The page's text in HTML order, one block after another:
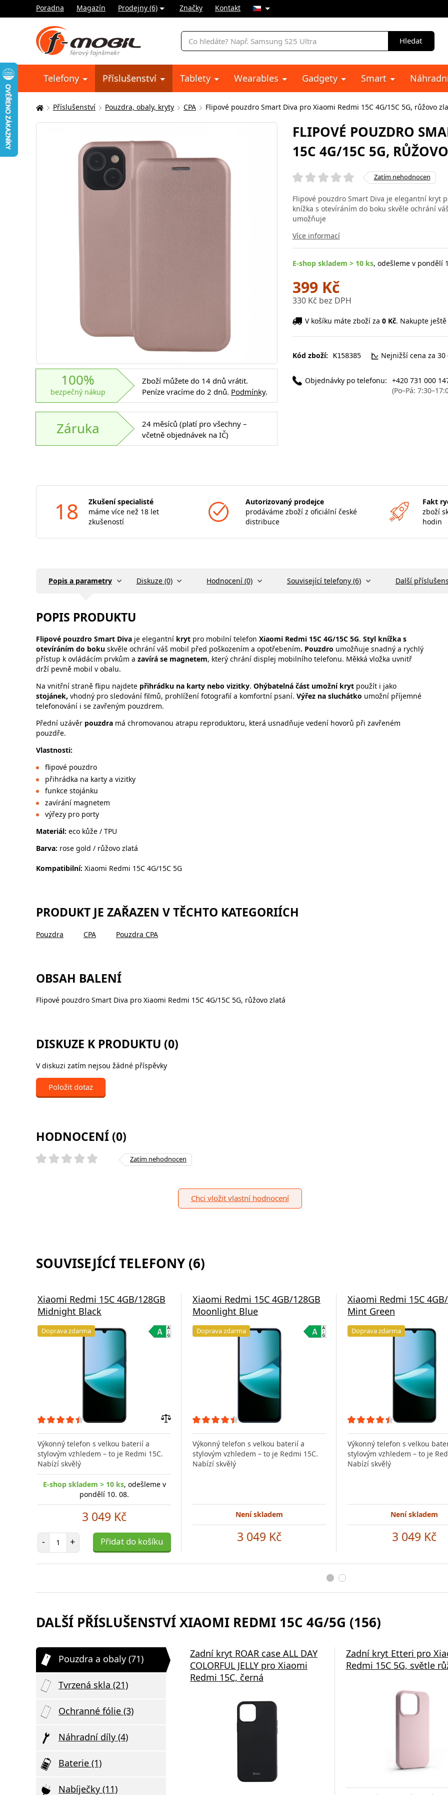
Poradna Magazín Prodejny (6) Značky Kontakt
Vyhledávání
Hledat
Telefony Příslušenství Tablety Wearables Gadgety Smart
Zde
se
Příslušenství Pouzdra, obaly, kryty CPA Flipové pouzdro Smart Diva pro Xiaomi Redmi 15C 4G/15C 5G, růžovo
100%
bezpečný nákup
Zboží můžete do 14 dnů vrátit.
Peníze vracíme do 2 dnů. Podmínky.
Záruka
24 měsíců (platí pro všechny –
včetně objednávek na IČ)
FLIPOVÉ POUZDRO
15C 4G/15C 5G,
Zatím nehodnocen
Flipové pouzdro Smart Diva je elegantní kryt
knížka s otevíráním do boku skvěle ochrání
umožňuje
Více informací
E-shop skladem > 10 ks, odešleme v pondělí
399 Kč
330 Kč bez DPH
V košíku máte zboží za 0 Kč. Nakupte ještě
Kód zboží: K158385 Nejnižší cena za 30
Objednávky po telefonu: +420 731 000
(Po–Pá:
18
Zkušení specialisté
máme více než 18 let
zkušeností
Autorizovaný prodejce
prodáváme zboží z oficiální české
distribuce
Fakt
zboží
hodin
Popis a parametry Diskuze (0) Hodnocení (0) Související telefony (6) Další
POPIS PRODUKTU
Flipové pouzdro Smart Diva je elegantní kryt pro mobilní telefon Xiaomi Redmi 15C 4G/15C 5G. Styl knížka s
otevíráním do boku skvěle ochrání váš mobil před poškozením a opotřebením. Pouzdro umožňuje snadný a rychlý
přístup k ovládácím prvkům a zavírá se magnetem, který chrání displej mobilního telefonu. Měkká vložka uvnitř
drží pevně mobil v obalu.
Na vnitřní straně flipu najdete přihrádku na karty nebo vizitky. Ohýbatelná část umožní kryt použít i jako
stojánek, vhodný pro sledování filmů, prohlížení fotografií a komfortní psaní. Výřez na sluchátko umožní příjemné
telefonování i se zavřeným pouzdrem.
Přední uzávěr pouzdra má chromovanou atrapu reproduktoru, která usnadňuje vedení hovorů při zavřeném
pouzdře.
Vlastnosti:
flipové pouzdro
přihrádka na karty a vizitky
funkce stojánku
zavírání magnetem
výřezy pro porty
Materiál: eco kůže / TPU
Barva: rose gold / růžovo zlatá
Kompatibilní: Xiaomi Redmi 15C 4G/15C 5G
PRODUKT JE ZAŘAZEN V TĚCHTO KATEGORIÍCH
Pouzdra CPA Pouzdra CPA
OBSAH BALENÍ
Flipové pouzdro Smart Diva pro Xiaomi Redmi 15C 4G/15C 5G, růžovo zlatá
DISKUZE K PRODUKTU (0)
V diskuzi zatím nejsou žádné příspěvky
Položit dotaz
HODNOCENÍ (0)
Zatím nehodnocen
Chci vložit vlastní hodnocení
SOUVISEJÍCÍ TELEFONY (6)
Xiaomi Redmi 15C 4GB/128GB
Midnight Black
Doprava zdarma
porovnání
Výkonný telefon s velkou baterií a
stylovým vzhledem – to je Redmi 15C.
Nabízí skvělý
E-shop skladem > 10 ks, odešleme v
pondělí 10. 08.
3 049 Kč
- Počet položek
+ Přidat do košíku
Xiaomi Redmi 15C 4GB/128GB
Moonlight Blue
Doprava zdarma
Výkonný telefon s velkou baterií a
stylovým vzhledem – to je Redmi 15C.
Nabízí skvělý
Není skladem
3 049 Kč
Xiaomi Redmi 15C
Mint Green
Doprava zdarma
Výkonný telefon s velkou
stylovým vzhledem – to je
Nabízí skvělý
Není skladem
3 049 Kč
DALŠÍ PŘÍSLUŠENSTVÍ XIAOMI REDMI 15C 4G/5G (156)
Pouzdra a obaly (71)
Tvrzená skla (21)
Ochranné fólie (3)
Náhradní díly (4)
Baterie (1)
Nabíječky (11)
Zadní kryt ROAR case ALL DAY
COLORFUL JELLY pro Xiaomi
Redmi 15C, černá
Zadní kryt Etteri pro
Redmi 15C 5G, světle